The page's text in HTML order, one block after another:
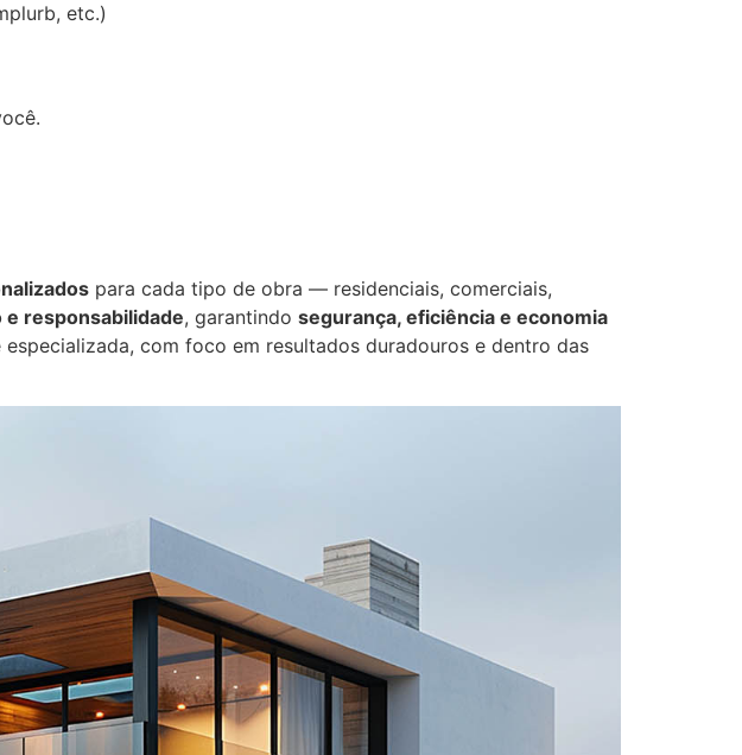
etc.)
para cada tipo de obra — residenciais, comerciais,
e responsabilidade, garantindo segurança, eficiência e economia
com foco em resultados duradouros e dentro das